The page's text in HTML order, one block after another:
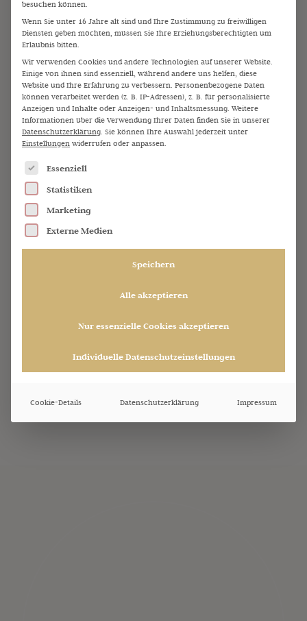
flexibel:
Auch wenn sich kurzfristig etwas ändert: Ich bleibe
ruhig, handlungsfähig und lösungsorientiert – für einen
souveränen Ablauf, auf den Sie sich verlassen können.
besuchen können.
Wenn Sie unter 16 Jahre alt sind und Ihre Zustimmung zu freiwilligen
Diensten geben möchten, müssen Sie Ihre Erziehungsberechtigten um
Erlaubnis bitten.
Wir verwenden Cookies und andere Technologien auf unserer Website.
Einige von ihnen sind essenziell, während andere uns helfen, diese
Website und Ihre Erfahrung zu verbessern. Personenbezogene Daten
können verarbeitet werden (z. B. IP-Adressen), z. B. für personalisierte
Anzeigen und Inhalte oder Anzeigen- und Inhaltsmessung. Weitere
Informationen über die Verwendung Ihrer Daten finden Sie in unserer
Datenschutzerklärung Sie können Ihre Auswahl jederzeit unter
Einstellungen widerrufen oder anpassen.
Es folgt eine Liste der Service-Gruppen, für die eine
Essenziell
Statistiken
Marketing
Externe Medien
Speichern
Alle akzeptieren
Nur essenzielle Cookies akzeptieren
Individuelle Datenschutzeinstellungen
Cookie-Details Datenschutzerklärung Impressum